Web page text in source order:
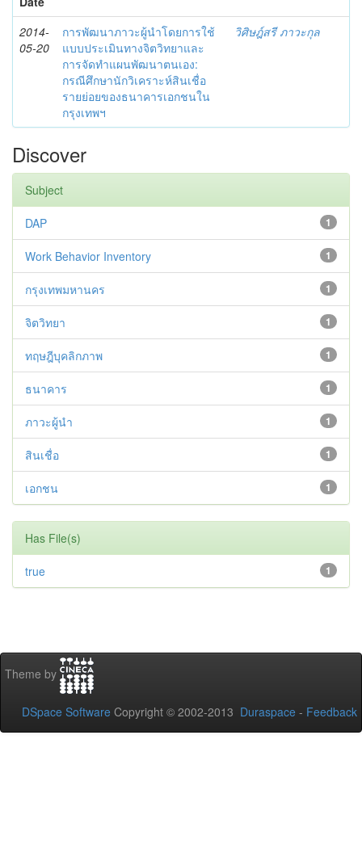
2014-
05-20
การพัฒนาภาวะผู้นำโดยการใช้
แบบประเมินทางจิตวิทยาและ
การจัดทำแผนพัฒนาตนเอง:
กรณีศึกษานักวิเคราะห์สินเชื่อ
รายย่อยของธนาคารเอกชนใน
กรุงเทพฯ
วิศิษฎ์สรี ภาวะกุล
Discover
Subject
1
DAP
1
Work Behavior Inventory
1
กรุงเทพมหานคร
1
จิตวิทยา
1
ทฤษฎีบุคลิกภาพ
1
ธนาคาร
1
ภาวะผู้นำ
1
สินเชื่อ
1
เอกชน
Has File(s)
1
true
Theme by
DSpace Software Copyright © 2002-2013 Duraspace - Feedback